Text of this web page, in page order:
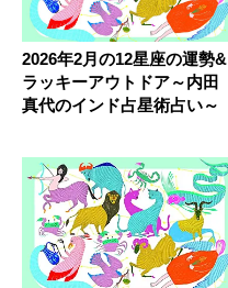
2026年2月の12星座の運勢&
ラッキーアウトドア～内田
真代のインド占星術占い～